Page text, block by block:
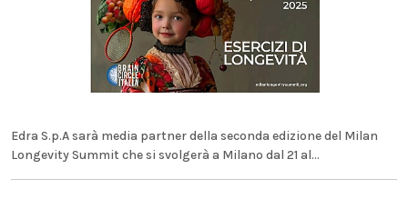
Edra S.p.A sarà media partner della seconda edizione del Milan
Longevity Summit che si svolgerà a Milano dal 21 al...